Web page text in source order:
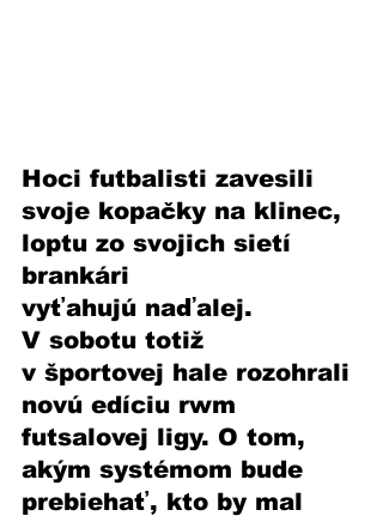
Hoci futbalisti zavesili
svoje kopačky na klinec,
loptu zo svojich sietí
brankári
vyťahujú naďalej.
V sobotu totiž
v športovej hale rozohrali
novú edíciu rwm
futsalovej ligy. O tom,
akým systémom bude
prebiehať, kto by mal